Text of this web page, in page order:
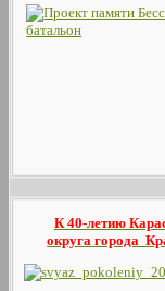
К 40-летию
округа города